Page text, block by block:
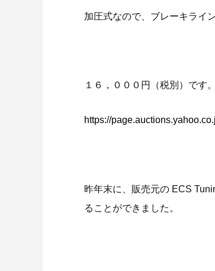
加圧式なので、ブレーキライ
１６，０００円（税別）です。
https://
昨年末に、販売元の ECS
ることができました。